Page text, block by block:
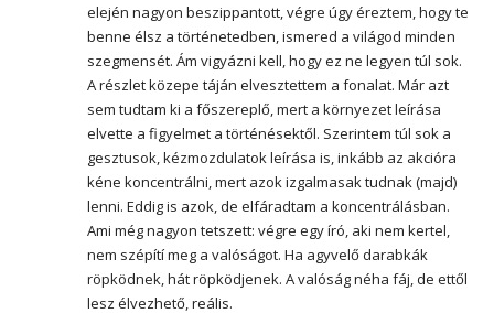
elején nagyon beszippantott, végre úgy éreztem, hogy te
benne élsz a történetedben, ismered a világod minden
szegmensét. Ám vigyázni kell, hogy ez ne legyen túl sok.
A részlet közepe táján elvesztettem a fonalat. Már azt
sem tudtam ki a főszereplő, mert a környezet leírása
elvette a figyelmet a történésektől. Szerintem túl sok a
gesztusok, kézmozdulatok leírása is, inkább az akcióra
kéne koncentrálni, mert azok izgalmasak tudnak (majd)
lenni. Eddig is azok, de elfáradtam a koncentrálásban.
Ami még nagyon tetszett: végre egy író, aki nem kertel,
nem szépítí meg a valóságot. Ha agyvelő darabkák
röpködnek, hát röpködjenek. A valóság néha fáj, de ettől
lesz élvezhető, reális.